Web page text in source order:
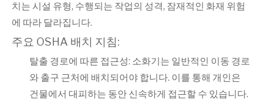
치는 시설 유형, 수행되는 작업의 성격, 잠재적인 화재 위험
에 따라 달라집니다.
주요 OSHA 배치 지침:
탈출 경로에 따른 접근성: 소화기는 일반적인 이동 경로
와 출구 근처에 배치되어야 합니다. 이를 통해 개인은
건물에서 대피하는 동안 신속하게 접근할 수 있습니다.